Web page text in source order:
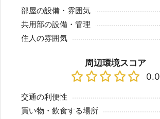
部屋の設備・雰囲気
共用部の設備・管理
住人の雰囲気
周辺環境スコア
0.0
交通の利便性
買い物・飲食する場所